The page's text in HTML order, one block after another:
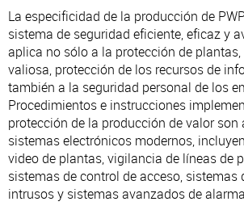
La especificidad de la producción de
sistema de seguridad eficiente, eficaz y
aplica no sólo a la protección de
valiosa, protección de los recursos de
también a la seguridad personal de los
Procedimientos e instrucciones
protección de la producción de valor
sistemas electrónicos modernos,
video de plantas, vigilancia de líneas de
sistemas de control de acceso, sistemas
intrusos y sistemas avanzados de